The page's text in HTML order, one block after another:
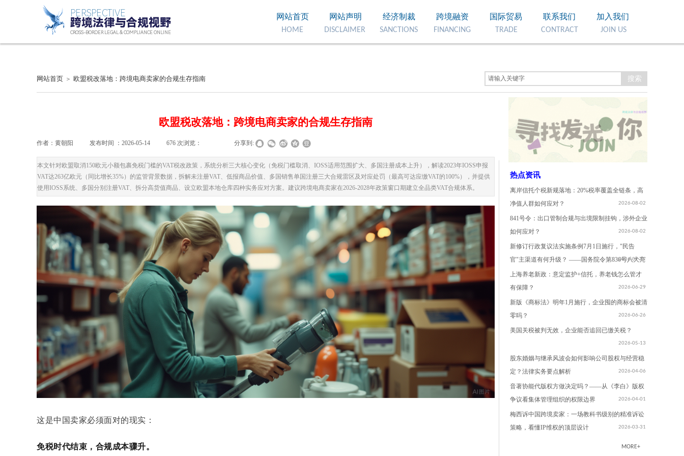
CONTRACT
SANCTIONS
网站首页 网站声明 经济制裁 跨境融资 国际贸易 联系我们 加入我们
CROSS-BORDER LEGAL& COMPLIANCE ONLINE HOME TRADE
DISCLAIMER JOIN US
FINANCING
跨境法律与合规视野
PERSPECTIVE
搜索
网站首页 ＞ 欧盟税改落地：跨境电商卖家的合规生存指南
欧盟税改落地：跨境电商卖家的合规生存指南
作者： 黄朝阳 发布时间 ： 2026-05-14 676 次浏览： 分享到:
本文针对欧盟取消150欧元小额包裹免税门槛的VAT税改政策，系统分析三大核心变化（免税门槛取消、IOSS适用范围扩大、多国注册成本上升），解读2023年IOSS申报
VAT达263亿欧元（同比增长35%）的监管背景数据，拆解未注册VAT、低报商品价值、多国销售单国注册三大合规雷区及对应处罚（最高可达应缴VAT的100%），并提供
使用IOSS系统、多国分别注册VAT、拆分高货值商品、设立欧盟本地仓库四种实务应对方案。建议跨境电商卖家在2026-2028年政策窗口期建立全品类VAT合规体系。
这是中国卖家必须面对的现实：
免税时代结束，合规成本骤升。
热点资讯
离岸信托个税新规落地：20%税率覆盖全链条，高
净值人群如何应对？
2026-08-02
841号令：出口管制合规与出境限制挂钩，涉外企业
如何应对？
2026-08-02
新修订行政复议法实施条例7月1日施行，"民告
官"主渠道有何升级？ ——国务院令第836号八大亮
点解读
2026-07-17
上海养老新政：意定监护+信托，养老钱怎么管才
有保障？
2026-06-29
新版《商标法》明年1月施行，企业囤的商标会被清
零吗？
2026-06-26
美国关税被判无效，企业能否追回已缴关税？
2026-05-13
股东婚姻与继承风波会如何影响公司股权与经营稳
定？法律实务要点解析
2026-04-06
音著协能代版权方做决定吗？——从《李白》版权
争议看集体管理组织的权限边界
2026-04-01
梅西诉中国跨境卖家：一场教科书级别的精准诉讼
策略，看懂IP维权的顶层设计
2026-03-31
MORE+